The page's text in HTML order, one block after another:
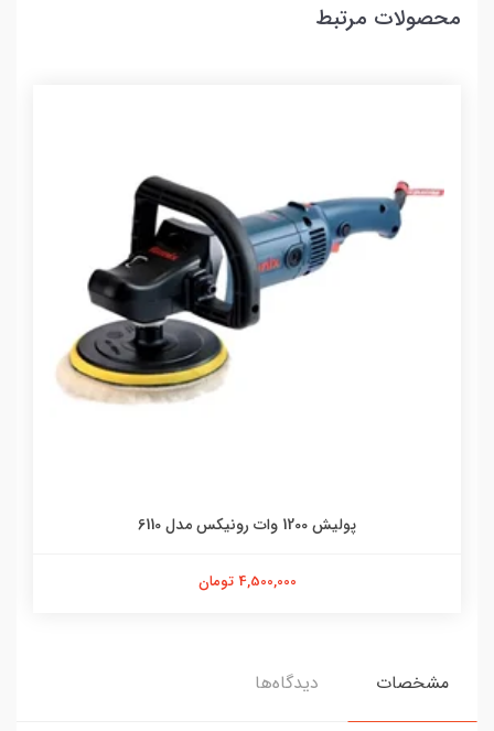
محصولات مرتبط
پولیش 1200 وات رونیکس مدل 6110
4,500,000 تومان
مشخصات دیدگاه‌ها